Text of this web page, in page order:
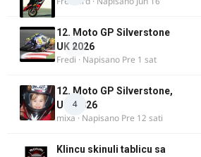
0
12. Moto GP Silverstone
UK 2026
Fredi · Napisano Pre 1 sat
4
12. Moto GP Silverstone,
UK, 2026
mixa · Napisano Pre 12 sati
Klincu skinuli tablicu sa